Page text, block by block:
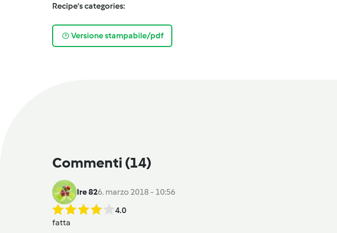
Recipe's categories:
Versione stampabile/pdf
Commenti (14)
Ire 826. marzo 2018 - 10:56
4.0
fatta